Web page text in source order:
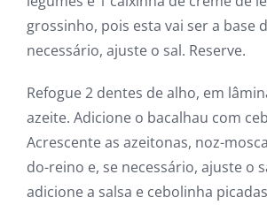
grossinho, pois esta vai ser a base
necessário, ajuste o sal. Reserve.
Refogue 2 dentes de alho, em
azeite. Adicione o bacalhau com
Acrescente as azeitonas, noz-
do-reino e, se necessário, ajuste o
adicione a salsa e cebolinha